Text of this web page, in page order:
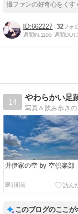
撮ファンの好奇心をくす
662227 32
週間IN:1100 週間OUT:
14
やわらかい足
写真＆飲み歩きの
井伊家の空 by 空倶楽部
8時間前
このブログのここが